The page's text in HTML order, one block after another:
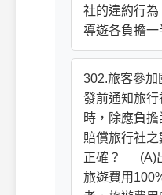
社的違約行
導遊各負擔一
302.旅客參加
發前通知旅
時，除應負
賠償旅行社
正確？ (A)
旅遊費用